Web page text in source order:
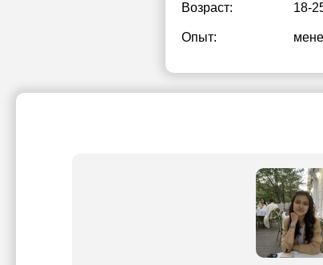
Возраст: 18-
Опыт: